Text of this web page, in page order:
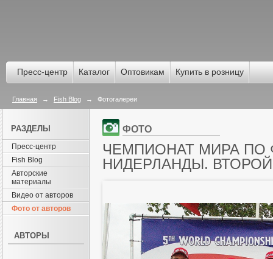
Пресс-центр Каталог Оптовикам Купить в розницу
Главная → Fish Blog → Фотогалереи
РАЗДЕЛЫ
Пресс-центр
Fish Blog
Авторские
материалы
Видео от авторов
Фото от авторов
АВТОРЫ
ФОТО
ЧЕМПИОНАТ МИРА ПО
НИДЕРЛАНДЫ. ВТОРОЙ